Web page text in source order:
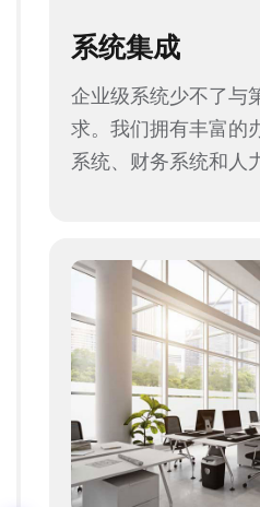
系统集成
企业级系统少不了与
求。我们拥有丰富的
系统、财务系统和人